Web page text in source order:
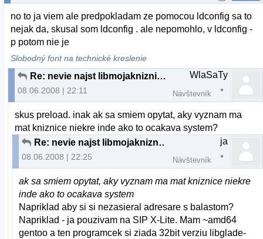
no to ja viem ale predpokladam ze pomocou ldconfig sa to
nejak da, skusal som ldconfig . ale nepomohlo, v ldconfig -
p potom nie je
Slobodný font na technické kreslenie
Re: nevie najst libmojakniznica.so v akt. adresari
08.06.2008 | 22:11
WlaSaTy
Návštevník
skus preload. inak ak sa smiem opytat, aky vyznam ma
mat kniznice niekre inde ako to ocakava system?
Re: nevie najst libmojakniznica.so v akt. adresari
08.06.2008 | 22:25
ja
Návštevník
ak sa smiem opytat, aky vyznam ma mat kniznice niekre
inde ako to ocakava system
Napriklad aby si si nezasieral adresare s balastom?
Napriklad - ja pouzivam na SIP X-Lite. Mam ~amd64
gentoo a ten programcek si ziada 32bit verziu libglade-